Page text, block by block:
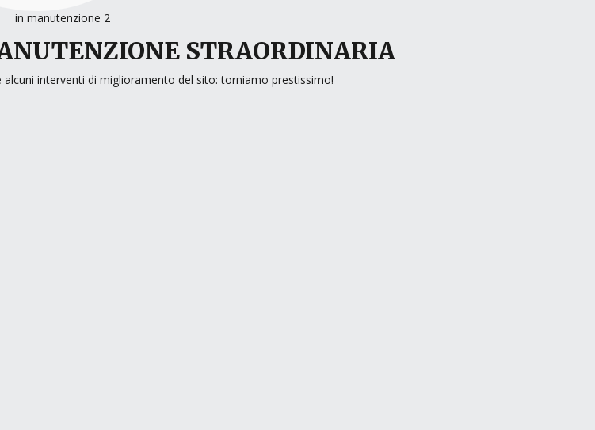
in manutenzione 2
STRAORDINARIA
interventi di miglioramento del sito: torniamo prestissimo!